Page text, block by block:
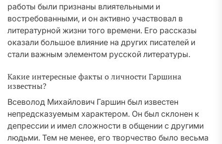
работы были признаны влиятельными и
востребованными, и он активно участвовал в
литературной жизни того времени. Его рассказы
оказали большое влияние на других писателей и
стали важным элементом русской литературы.
Какие интересные факты о личности Гаршина
известны?
Всеволод Михайлович Гаршин был известен
непредсказуемым характером. Он был склонен к
депрессии и имел сложности в общении с другими
людьми. Тем не менее, его творчество было весьма